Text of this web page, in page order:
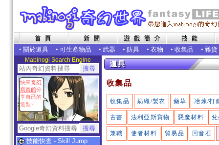
• 關於道具 • 可生產物品 • 武器 • 防具 • 衣物 • 收集品 • 雜貨
Mabinogi Search Engine
快來奇幻
寫真館分
享自己的
造型~
技能快查 - Skill Jump
收集品
收集品 紡織/製衣 藥草 冶煉/打
古書 法利亞斯寶物 惡魔材料
兼職 使者材料 貿易品 回音石